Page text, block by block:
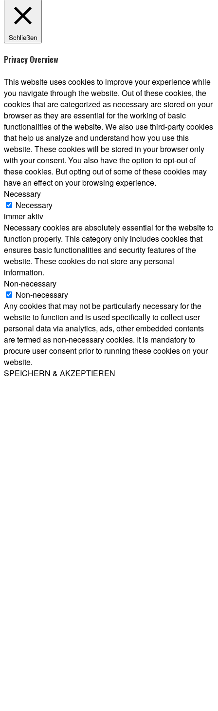
Schließen
Privacy Overview
This website uses cookies to improve your experience while
you navigate through the website. Out of these cookies, the
cookies that are categorized as necessary are stored on your
browser as they are essential for the working of basic
functionalities of the website. We also use third-party cookies
that help us analyze and understand how you use this
website. These cookies will be stored in your browser only
with your consent. You also have the option to opt-out of
these cookies. But opting out of some of these cookies may
have an effect on your browsing experience.
Necessary
Necessary
immer aktiv
Necessary cookies are absolutely essential for the website to
function properly. This category only includes cookies that
ensures basic functionalities and security features of the
website. These cookies do not store any personal
information.
Non-necessary
Non-necessary
Any cookies that may not be particularly necessary for the
website to function and is used specifically to collect user
personal data via analytics, ads, other embedded contents
are termed as non-necessary cookies. It is mandatory to
procure user consent prior to running these cookies on your
website.
SPEICHERN & AKZEPTIEREN